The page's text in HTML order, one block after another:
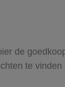
de
te vinden